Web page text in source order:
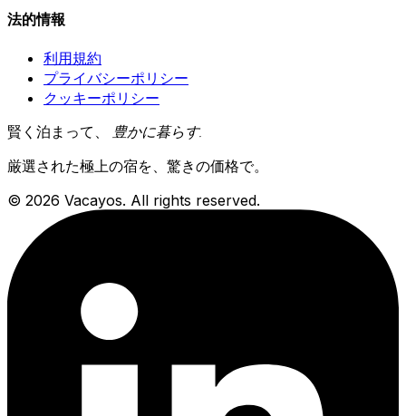
法的情報
利用規約
プライバシーポリシー
クッキーポリシー
賢く泊まって、 豊かに暮らす.
厳選された極上の宿を、驚きの価格で。
© 2026 Vacayos. All rights reserved.